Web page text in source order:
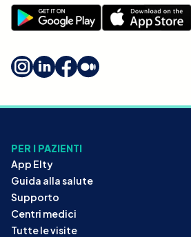
PER I PAZIENTI
App Elty
Guida alla salute
Supporto
Centri medici
Tutte le visite